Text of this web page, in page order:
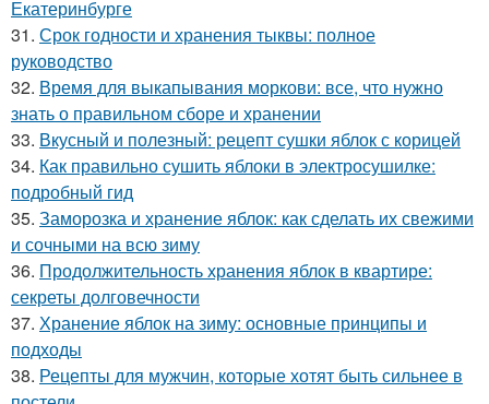
Екатеринбурге
31. Срок годности и хранения тыквы: полное
руководство
32. Время для выкапывания моркови: все, что нужно
знать о правильном сборе и хранении
33. Вкусный и полезный: рецепт сушки яблок с корицей
34. Как правильно сушить яблоки в электросушилке:
подробный гид
35. Заморозка и хранение яблок: как сделать их свежими
и сочными на всю зиму
36. Продолжительность хранения яблок в квартире:
секреты долговечности
37. Хранение яблок на зиму: основные принципы и
подходы
38. Рецепты для мужчин, которые хотят быть сильнее в